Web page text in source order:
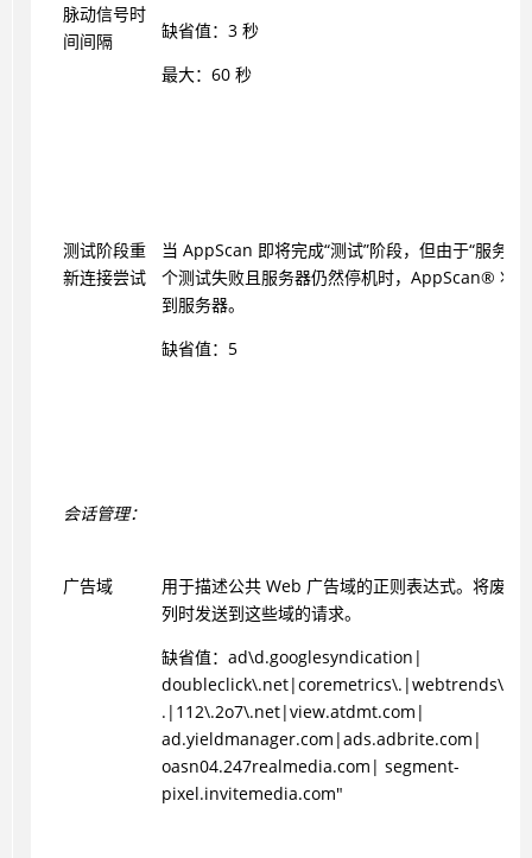
脉动信号时
间间隔
缺省值：3 秒
最大：60 秒
测试阶段重
新连接尝试
当 AppScan 即将完成“测试”阶段，但由于“服务器
个测试失败且服务器仍然停机时， AppScan® 将
到服务器。
缺省值：5
会话管理：
广告域
用于描述公共 Web 广告域的正则表达式。将废弃
列时发送到这些域的请求。
缺省值：ad\d.googlesyndication|
doubleclick\.net|coremetrics\.|webtrends\
.|112\.2o7\.net|view.atdmt.com|
ad.yieldmanager.com|ads.adbrite.com|
oasn04.247realmedia.com| segment-
pixel.invitemedia.com"